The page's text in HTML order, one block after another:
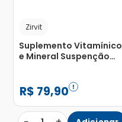
Zirvit
Suplemento Vitamínico
e Mineral Suspenção
R$ 79,90